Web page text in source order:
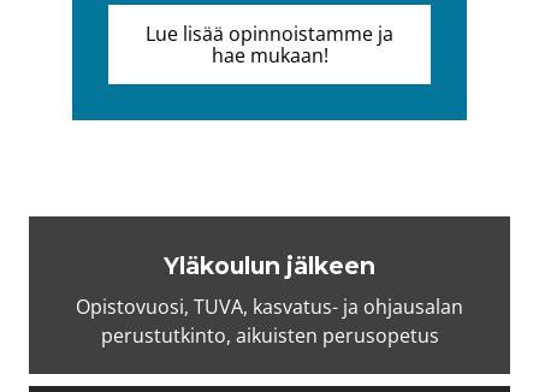
Lue lisää opinnoistamme ja
hae mukaan!
Yläkoulun jälkeen
Opistovuosi, TUVA, kasvatus- ja ohjausalan
perustutkinto, aikuisten perusopetus